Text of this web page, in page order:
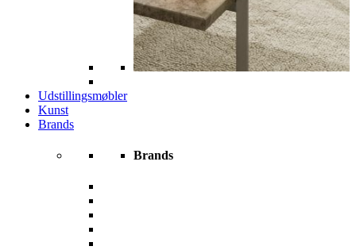
Udstillingsmøbler
Kunst
Brands
Brands